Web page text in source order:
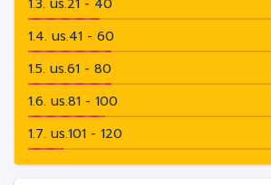
1.3. นร.21 - 40
1.4. นร.41 - 60
1.5. นร.61 - 80
1.6. นร.81 - 100
1.7. นร.101 - 120